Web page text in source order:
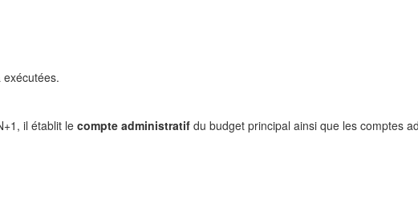
il établit le compte administratif du budget principal ainsi que les comptes